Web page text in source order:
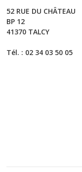
52 RUE DU CHÂTEAU
BP 12
41370 TALCY
Tél. : 02 34 03 50 05